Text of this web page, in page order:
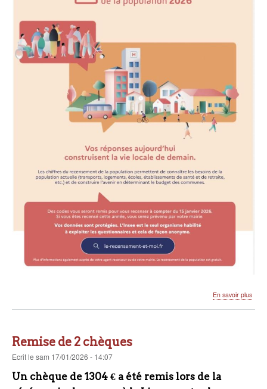
En savoir plussur
Remise de 2 chèques
Ecritle sam 17/01/2026 - 14:07
Un chèque de 1304 € a été remis lors de la